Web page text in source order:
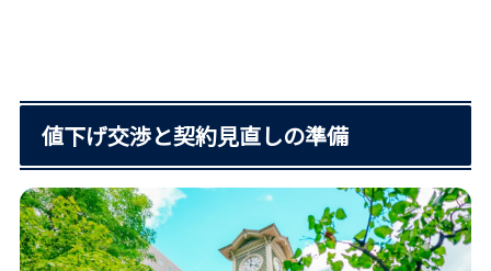
値下げ交渉と契約見直しの準備